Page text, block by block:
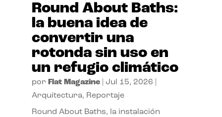
Round About Baths:
la buena idea de
convertir una
rotonda sin uso en
un refugio climático
por Flat Magazine| Jul 15, 2026
Arquitectura, Reportaje
Round About Baths, la instalación